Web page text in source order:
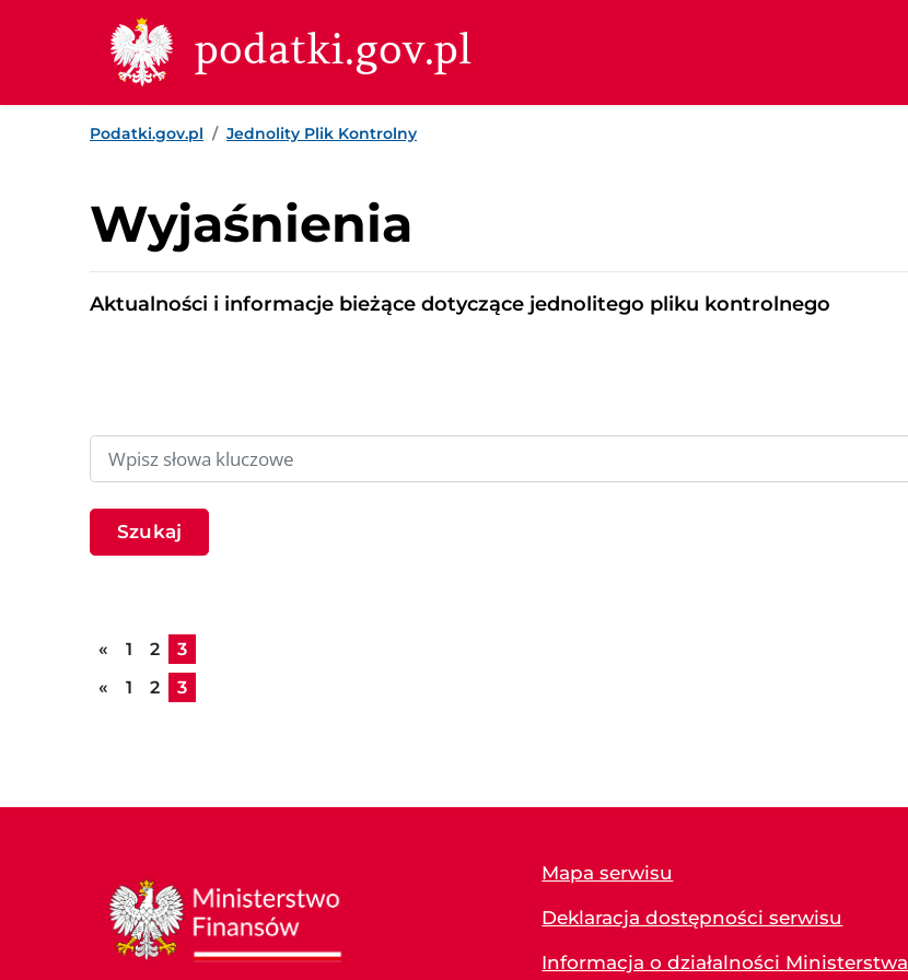
Przejdź do treści
Przejdź do wyszukiwarki
Przejdź do stopki
podatki.gov.pl
Podatki.gov.pl Jednolity Plik Kontrolny
Wyjaśnienia
Aktualności i informacje bieżące dotyczące jednolitego pliku kontrolnego
Szukaj
« Poprzednia strona
1 2
3
« Poprzednia strona
1 2 3
Mapa serwisu
Deklaracja dostępności serwisu
Informacja o działalności Ministerstwa